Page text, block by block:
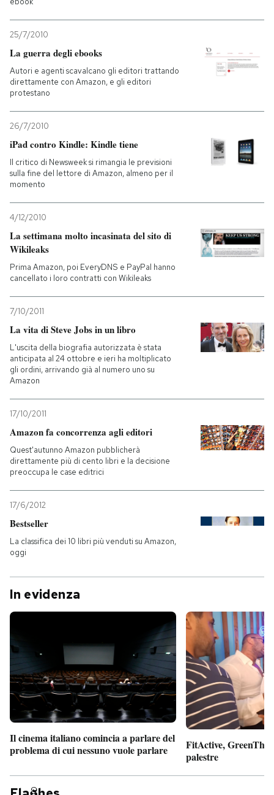
25/7/2010
La guerra degli ebooks
Autori e agenti scavalcano gli editori trattando
direttamente con Amazon, e gli editori
protestano
26/7/2010
iPad contro Kindle: Kindle tiene
Il critico di Newsweek si rimangia le previsioni
sulla fine del lettore di Amazon, almeno per il
momento
4/12/2010
La settimana molto incasinata del sito di
Wikileaks
Prima Amazon, poi EveryDNS e PayPal hanno
cancellato i loro contratti con Wikileaks
7/10/2011
La vita di Steve Jobs in un libro
L'uscita della biografia autorizzata è stata
anticipata al 24 ottobre e ieri ha moltiplicato
gli ordini, arrivando già al numero uno su
Amazon
17/10/2011
Amazon fa concorrenza agli editori
Quest'autunno Amazon pubblicherà
direttamente più di cento libri e la decisione
preoccupa le case editrici
17/6/2012
Bestseller
La classifica dei 10 libri più venduti su Amazon,
oggi
In evidenza
Il cinema italiano comincia a parlare del
problema di cui nessuno vuole parlare
FitActive,
palestre